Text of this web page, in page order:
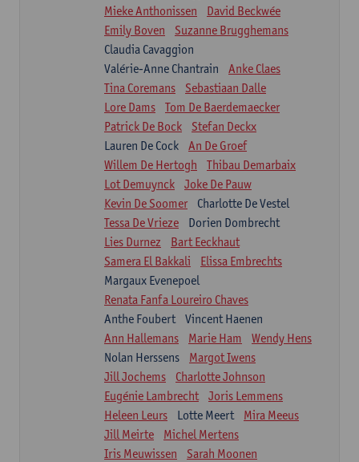
Mieke Anthonissen
David Beckwée
Emily Boven
Suzanne Brugghemans
Claudia Cavaggion
Valérie-Anne Chantrain
Anke Claes
Tina Coremans
Sebastiaan Dalle
Lore Dams
Tom De Baerdemaecker
Patrick De Bock
Stefan Deckx
Lauren De Cock
An De Groef
Willem De Hertogh
Thibau Demarbaix
Lot Demuynck
Joke De Pauw
Kevin De Soomer
Charlotte De Vestel
Tessa De Vrieze
Dorien Dombrecht
Lies Durnez
Bart Eeckhaut
Samera El Bakkali
Elissa Embrechts
Margaux Evenepoel
Renata Fanfa Loureiro Chaves
Anthe Foubert
Vincent Haenen
Ann Hallemans
Marie Ham
Wendy Hens
Nolan Herssens
Margot Iwens
Jill Jochems
Charlotte Johnson
Eugénie Lambrecht
Joris Lemmens
Heleen Leurs
Lotte Meert
Mira Meeus
Jill Meirte
Michel Mertens
Iris Meuwissen
Sarah Moonen